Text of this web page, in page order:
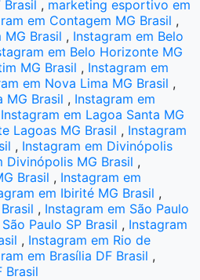
, marketing esportivo em
em Contagem MG Brasil ,
Brasil , Instagram em Belo
em Belo Horizonte MG
MG Brasil , Instagram em
em Nova Lima MG Brasil ,
MG Brasil , Instagram em
Instagram em Lagoa Santa MG
Lagoas MG Brasil , Instagram
, Instagram em Divinópolis
Divinópolis MG Brasil ,
Brasil , Instagram em
em Ibirité MG Brasil ,
, Instagram em São Paulo
Paulo SP Brasil , Instagram
, Instagram em Rio de
em Brasília DF Brasil ,
Brasil